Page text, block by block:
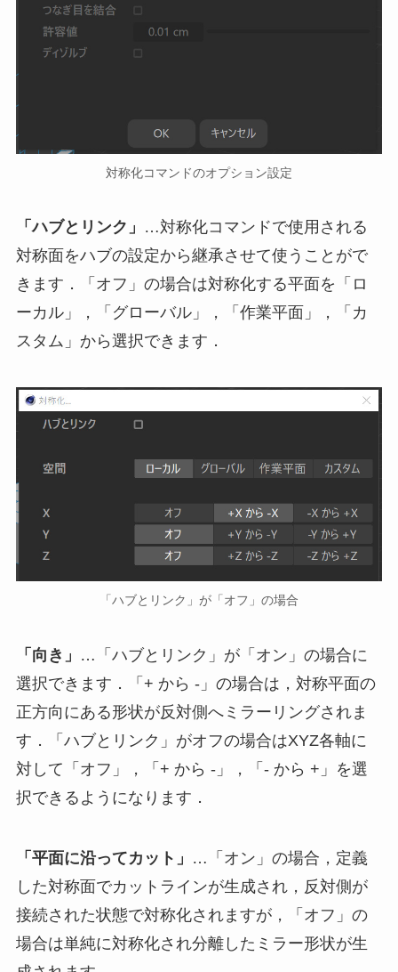
対称化コマンドのオプション設定
「ハブとリンク」 …対称化コマンドで使用される
対称面をハブの設定から継承させて使うことがで
きます．「オフ」の場合は対称化する平面を「ロ
ーカル」，「グローバル」，「作業平面」，「カ
スタム」から選択できます．
「ハブとリンク」が「オフ」の場合
「向き」 …「ハブとリンク」が「オン」の場合に
選択できます．「+ から -」の場合は，対称平面の
正方向にある形状が反対側へミラーリングされま
す．「ハブとリンク」がオフの場合はXYZ各軸に
対して「オフ」，「+ から -」，「- から +」を選
択できるようになります．
「平面に沿ってカット」 …「オン」の場合，定義
した対称面でカットラインが生成され，反対側が
接続された状態で対称化されますが，「オフ」の
場合は単純に対称化され分離したミラー形状が生